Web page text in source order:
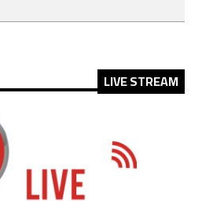
LIVE STREAM